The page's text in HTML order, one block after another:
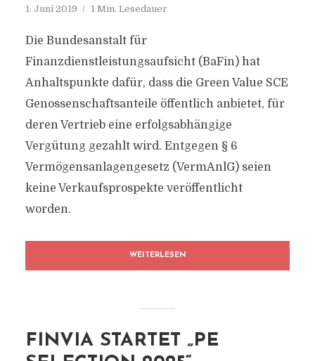
1. Juni 2019 1 Min. Lesedauer
Die Bundesanstalt für
Finanzdienstleistungsaufsicht (BaFin) hat
Anhaltspunkte dafür, dass die Green Value SCE
Genossenschaftsanteile öffentlich anbietet, für
deren Vertrieb eine erfolgsabhängige
Vergütung gezahlt wird. Entgegen § 6
Vermögensanlagengesetz (VermAnlG) seien
keine Verkaufsprospekte veröffentlicht
worden.
WEITERLESEN
FINVIA STARTET „PE